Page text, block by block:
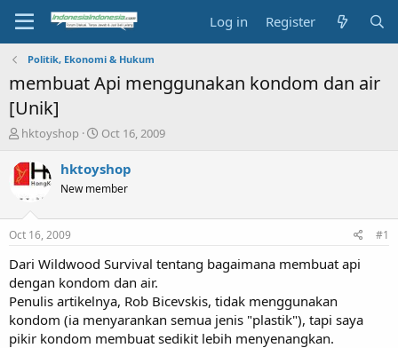
Log in Register
Politik, Ekonomi & Hukum
membuat Api menggunakan kondom dan air
[Unik]
T
r
e
a
s
t
a
t
e
r
hktoyshop
S
a
t
e
Oct 16, 2009
hktoyshop
New member
Oct 16, 2009 #1
Dari Wildwood Survival tentang bagaimana membuat api
dengan kondom dan air.
Penulis artikelnya, Rob Bicevskis, tidak menggunakan
kondom (ia menyarankan semua jenis "plastik"), tapi saya
pikir kondom membuat sedikit lebih menyenangkan.